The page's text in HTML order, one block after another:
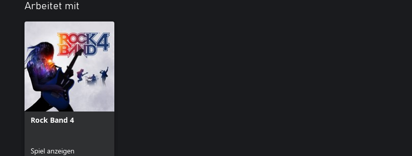
Arbeitet mit
Rock Band 4
Spiel anzeigen